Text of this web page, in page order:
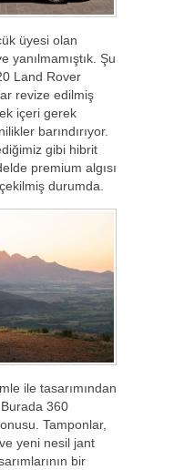
üyesi olan
yanılmamıştık. Şu
Land Rover
revize edilmiş
içeri gerek
barındırıyor.
gibi hibrit
premium algısı
çekilmiş durumda.
ile tasarımından
360
Tamponlar,
yeni nesil jant
bir